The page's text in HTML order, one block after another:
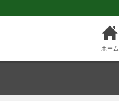
ホーム